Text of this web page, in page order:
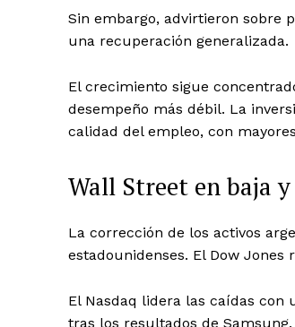
Sin embargo, advirtieron sobre
una recuperación generalizada.
El crecimiento sigue
desempeño más débil. La
calidad del empleo, con
Wall Street en baja
La corrección de los activos
estadounidenses. El Dow Jones
El Nasdaq lidera las caídas con
tras los resultados de Samsung.